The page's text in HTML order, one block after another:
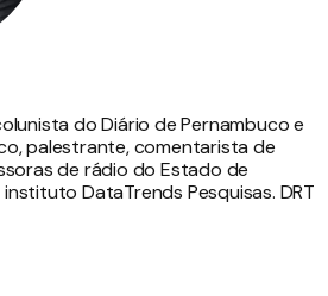
do Diário de Pernambuco e
palestrante, comentarista de
de rádio do Estado de
DataTrends Pesquisas. DRT